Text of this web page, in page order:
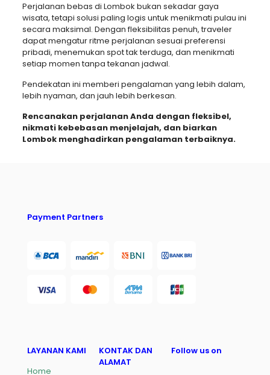
Perjalanan bebas di Lombok bukan sekadar gaya
wisata, tetapi solusi paling logis untuk menikmati pulau ini
secara maksimal. Dengan fleksibilitas penuh, traveler
dapat mengatur ritme perjalanan sesuai preferensi
pribadi, menemukan spot tak terduga, dan menikmati
setiap momen tanpa tekanan jadwal.
Pendekatan ini memberi pengalaman yang lebih dalam,
lebih nyaman, dan jauh lebih berkesan.
Rencanakan perjalanan Anda dengan fleksibel,
nikmati kebebasan menjelajah, dan biarkan
Lombok menghadirkan pengalaman terbaiknya.
Payment Partners
LAYANAN KAMI
Home
KONTAK DAN
ALAMAT
Follow us on